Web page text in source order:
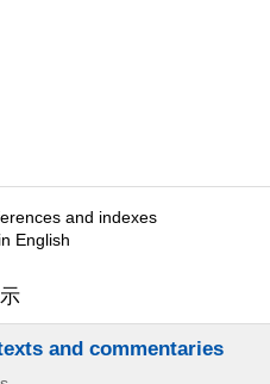
and indexes
English
and commentaries